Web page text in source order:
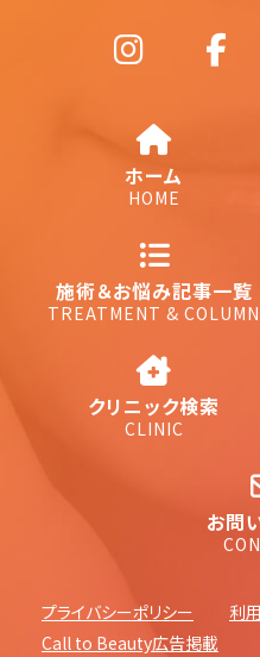
ホーム
HOME
施術＆お悩み記事一覧
TREATMENT & COLUMN
クリニック検索
CLINIC
お問
プライバシーポリシー 利
Call to Beauty広告掲載